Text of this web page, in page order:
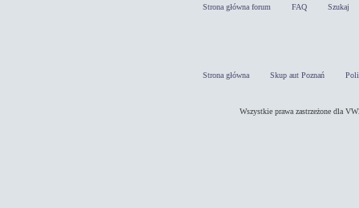
Strona główna forum FAQ Szukaj
Strona główna Skup aut Poznań
Wszystkie prawa zastrzeżone dla